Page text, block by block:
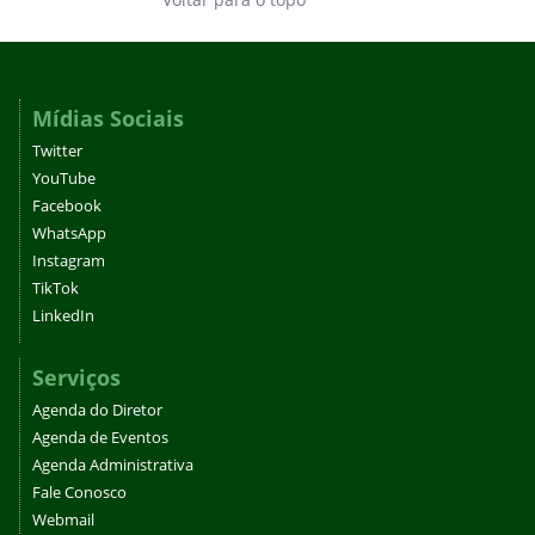
Mídias Sociais
Twitter
YouTube
Facebook
WhatsApp
Instagram
TikTok
LinkedIn
Serviços
Agenda do Diretor
Agenda de Eventos
Agenda Administrativa
Fale Conosco
Webmail